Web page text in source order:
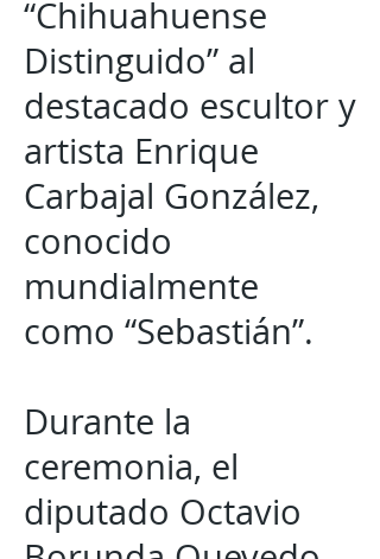
“Chihuahuense
Distinguido” al
destacado escultor y
artista Enrique
Carbajal González,
conocido
mundialmente
como “Sebastián”.
Durante la
ceremonia, el
diputado Octavio